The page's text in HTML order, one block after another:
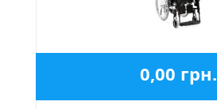
0,00 грн.